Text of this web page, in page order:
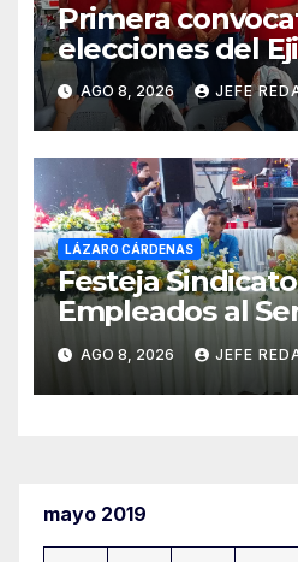
Primera
elecciones del
Ocampo en
el domingo
AGO 8, 2026 JEFE
LÁZARO CÁRDENAS
Festeja
Empleados al
Ayuntamiento
Empleado
AGO 8, 2026 JEFE
mayo 2019